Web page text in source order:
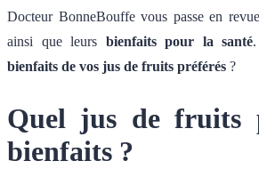
Docteur BonneBouffe vous passe en
ainsi que leurs bienfaits pour la santé
bienfaits de vos jus de fruits préférés ?
Quel jus de fruits
bienfaits ?